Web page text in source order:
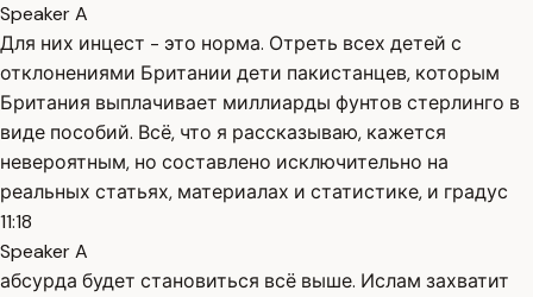
Speaker A
Для них инцест - это норма. Отреть всех детей с
отклонениями Британии дети пакистанцев, которым
Британия выплачивает миллиарды фунтов стерлинго в
виде пособий. Всё, что я рассказываю, кажется
невероятным, но составлено исключительно на
реальных статьях, материалах и статистике, и градус
11:18
Speaker A
абсурда будет становиться всё выше. Ислам захватит